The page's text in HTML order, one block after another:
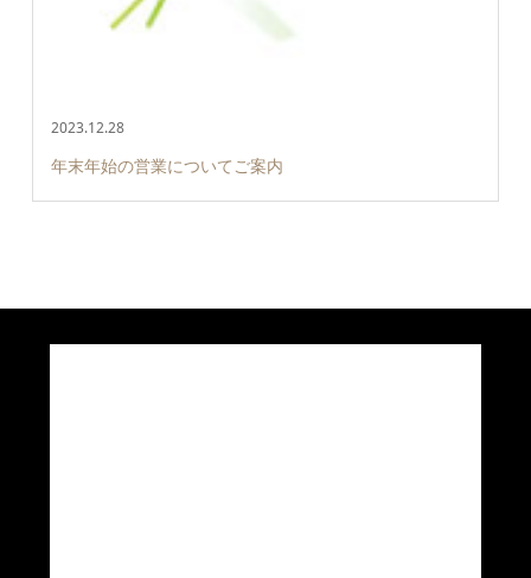
2023.12.28
年末年始の営業についてご案内